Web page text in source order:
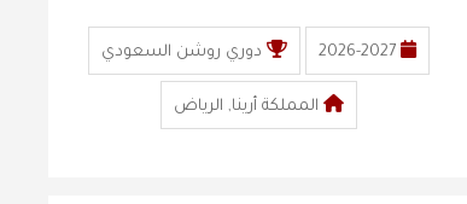
2026-2027 دوري روشن السعودي
المملكة أرينا, الرياض